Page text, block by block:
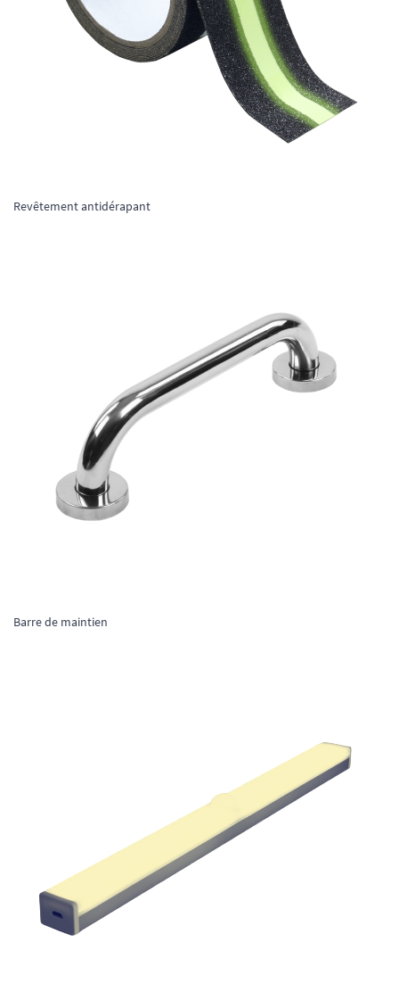
Revêtement antidérapant
Barre de maintien